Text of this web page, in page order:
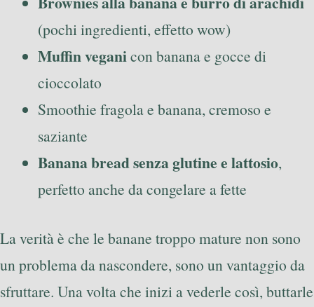
(pochi ingredienti, effetto wow)
Muffin veganicon banana e gocce di
cioccolato
Smoothie fragola e banana, cremoso e
saziante
Banana bread senza glutine e lattosio,
perfetto anche da congelare a fette
La verità è che le banane troppo mature non sono
un problema da nascondere, sono un vantaggio da
sfruttare. Una volta che inizi a vederle così, buttarle